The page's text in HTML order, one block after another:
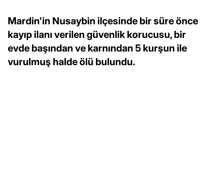
Mardin'in Nusaybin ilçesinde bir süre önce
kayıp ilanı verilen güvenlik korucusu, bir
evde başından ve karnından 5 kurşun ile
vurulmuş halde ölü bulundu.